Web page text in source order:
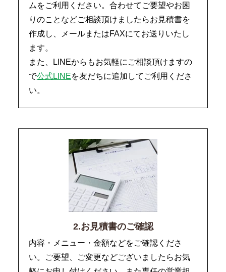
ムをご利用ください。合わせてご要望やお困
りのことなどご相談頂けましたらお見積書を
作成し、メールまたはFAXにてお送りいたし
ます。
また、LINEからもお気軽にご相談頂けますの
で公式LINEを友だちに追加してご利用くださ
い。
2.お見積書のご確認
内容・メニュー・金額などをご確認くださ
い。ご要望、ご変更などございましたらお気